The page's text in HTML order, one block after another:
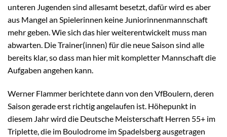
unteren Jugenden sind allesamt besetzt, dafür wird es aber
aus Mangel an Spielerinnen keine Juniorinnenmannschaft
mehr geben. Wie sich das hier weiterentwickelt muss man
abwarten. Die Trainer(innen) für die neue Saison sind alle
bereits klar, so dass man hier mit kompletter Mannschaft die
Aufgaben angehen kann.
Werner Flammer berichtete dann von den VfBoulern, deren
Saison gerade erst richtig angelaufen ist. Höhepunkt in
diesem Jahr wird die Deutsche Meisterschaft Herren 55+ im
Triplette, die im Boulodrome im Spadelsberg ausgetragen